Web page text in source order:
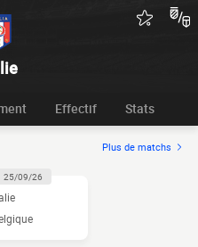
Effectif Stats
Plus de matchs
25/09/26